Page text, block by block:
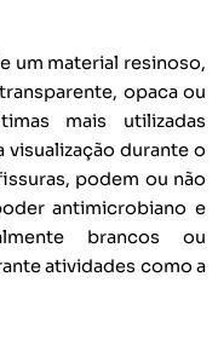
um material resinoso,
opaca ou
mais utilizadas
visualização durante o
podem ou não
antimicrobiano e
brancos ou
atividades como a